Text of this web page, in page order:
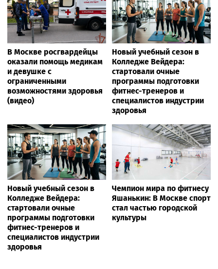
В Москве росгвардейцы
оказали помощь медикам
и девушке с
ограниченными
возможностями здоровья
(видео)
Новый учебный сезон в
Колледже Вейдера:
стартовали очные
программы подготовки
фитнес-тренеров и
специалистов индустрии
здоровья
Новый учебный сезон в
Колледже Вейдера:
стартовали очные
программы подготовки
фитнес-тренеров и
специалистов индустрии
здоровья
Чемпион мира по фитнесу
Яшанькин: В Москве спорт
стал частью городской
культуры